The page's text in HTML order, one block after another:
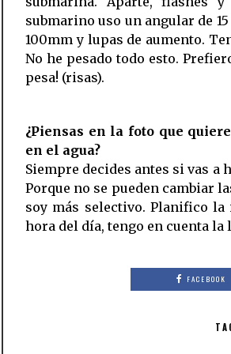
submarino uso un angular de
100mm y lupas de aumento.
No he pesado todo esto.
pesa! (risas).
¿Piensas en la foto que
en el agua?
Siempre decides antes si vas a
Porque no se pueden cambiar
soy más selectivo. Planifico
hora del día, tengo en cuenta
FACEBOOK